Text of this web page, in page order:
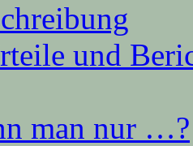
und
man nur …?